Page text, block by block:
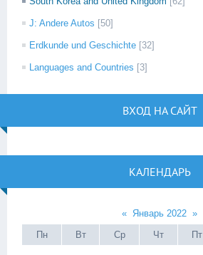
J: Andere Autos [50]
Erdkunde und Geschichte [32]
Languages and Countries [3]
ВХОД НА САЙТ
КАЛЕНДАРЬ
« Январь 2022 »
Пн
Вт Ср Чт Пт